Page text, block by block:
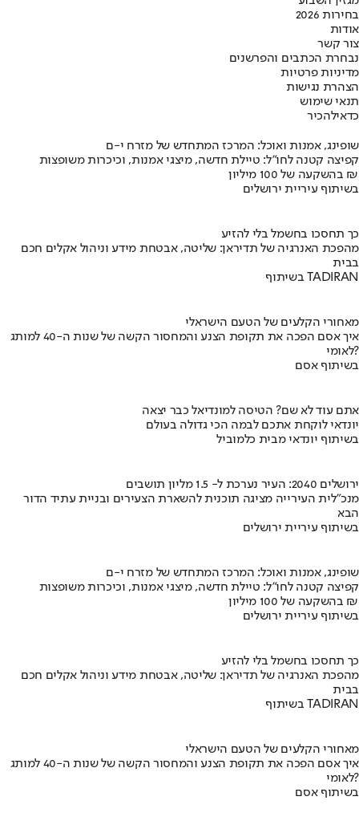
בחירות 2026
אודות
צור קשר
נבחרת הכתבים והפרשנים
מדיניות פרטיות
הצהרת נגישות
תנאי שימוש
כדאילהכיר
שופינג, אמנות ואוכל: המרכז המתחדש של מזרח י-ם
קפיצה קטנה לחו"ל: טיילת חדשה, מיצגי אמנות, וכיכרות משופצות
בהשקעה של 100 מיליון ₪
בשיתוף עיריית ירושלים
כך תחסכו בחשמל בלי להזיע
מהפכת האנרגיה של תדיראן: שליטה, אבטחת מידע וניהול אקלים חכם
בבית
בשיתוף TADIRAN
מאחורי הקלעים של הטעם הישראלי
איך אסם הפכה את תקופת הצנע והמחסור הקשה של שנות ה-40 למותג
לאומי?
בשיתוף אסם
אתם עוד לא שם? הטיסה למונדיאל כבר יצאה
יונדאי לוקחת אתכם לבמה הכי גדולה בעולם
בשיתוף יונדאי מבית כלמוביל
ירושלים 2040: העיר נערכת ל- 1.5 מליון תושבים
מנכ"לית העירייה מציגה תוכנית להשארת הצעירים ובניית עתיד הדור
הבא
בשיתוף עיריית ירושלים
שופינג, אמנות ואוכל: המרכז המתחדש של מזרח י-ם
קפיצה קטנה לחו"ל: טיילת חדשה, מיצגי אמנות, וכיכרות משופצות
בהשקעה של 100 מיליון ₪
בשיתוף עיריית ירושלים
כך תחסכו בחשמל בלי להזיע
מהפכת האנרגיה של תדיראן: שליטה, אבטחת מידע וניהול אקלים חכם
בבית
בשיתוף TADIRAN
מאחורי הקלעים של הטעם הישראלי
איך אסם הפכה את תקופת הצנע והמחסור הקשה של שנות ה-40 למותג
לאומי?
בשיתוף אסם